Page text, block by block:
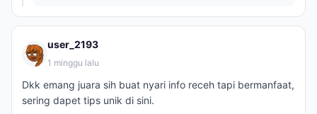
user_2193
1 minggu lalu
Dkk emang juara sih buat nyari info receh tapi bermanfaat,
sering dapet tips unik di sini.